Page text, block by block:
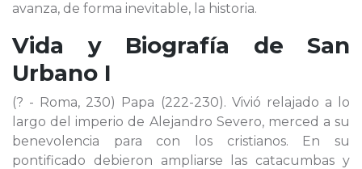
avanza, de forma inevitable, la historia.
Vida y Biografía de San
Urbano I
(? - Roma, 230) Papa (222-230). Vivió relajado a lo
largo del imperio de Alejandro Severo, merced a su
benevolencia para con los cristianos. En su
pontificado debieron ampliarse las catacumbas y